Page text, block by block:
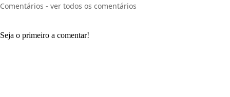
Comentários - ver todos os comentários
Seja o primeiro a comentar!